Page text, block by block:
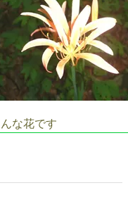
な花です